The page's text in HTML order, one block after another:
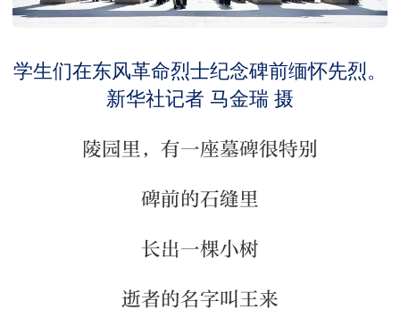
学生们在东风革命烈士纪念碑前缅怀先烈。
新华社记者 马金瑞 摄
陵园里，有一座墓碑很特别
碑前的石缝里
长出一棵小树
逝者的名字叫王来